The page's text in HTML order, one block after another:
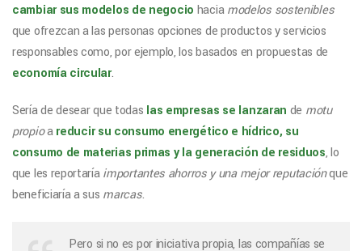
cambiar sus modelos de negocio haciamodelos sostenibles
que ofrezcan a las personas opciones de productos y servicios
responsables como, por ejemplo, los basados en propuestas de
economía circular.
Sería de desear que todas las empresas se lanzaran de motu
propioareducir su consumo energético e hídrico, su
consumo de materias primas y la generación de residuos, lo
que les reportaríaimportantes ahorros y una mejor reputaciónque
beneficiaría a sus marcas.
Pero si no es por iniciativa propia, las compañías se